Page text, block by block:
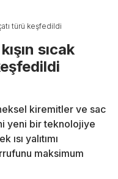
türü keşfedildi
sıcak
kiremitler ve sac
yeni bir teknolojiye
ısı yalıtımı
maksimum